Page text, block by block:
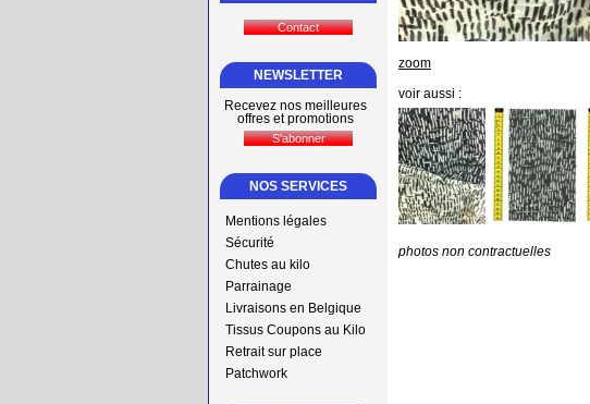
NEWSLETTER
Recevez nos meilleures
offres et promotions
NOS SERVICES
Mentions légales
Sécurité
Chutes au kilo
Parrainage
Livraisons en Belgique
Tissus Coupons au Kilo
Retrait sur place
Patchwork
zoom
voir aussi :
photos non contractuelles